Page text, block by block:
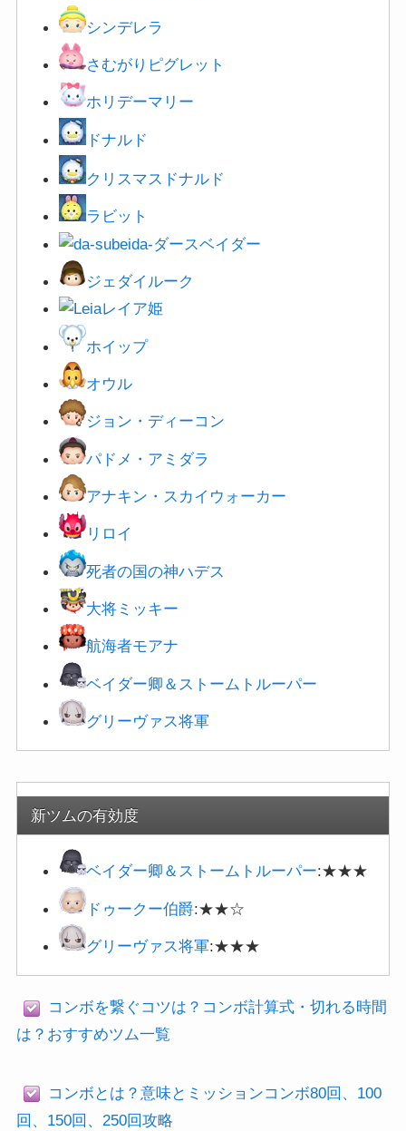
シンデレラ
さむがりピグレット
ホリデーマリー
ドナルド
クリスマスドナルド
ラビット
ダースベイダー
ジェダイルーク
レイア姫
ホイップ
オウル
ジョン・ディーコン
パドメ・アミダラ
アナキン・スカイウォーカー
リロイ
死者の国の神ハデス
大将ミッキー
航海者モアナ
ベイダー卿＆ ストームトルーパー
グリーヴァス将軍
新ツムの有効度
ベイダー卿＆ ストームトルーパー:★★★
ドゥークー伯爵:★★☆
グリーヴァス将軍:★★★
コンボを繋ぐコツは？コンボ計算式・切れる時間
は？おすすめツム一覧
コンボとは？意味とミッションコンボ80回、100
回、150回、250回攻略